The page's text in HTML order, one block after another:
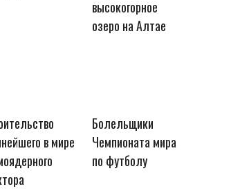
высокогорное
озеро на Алтае
в мире
Болельщики
Чемпионата мира
по футболу